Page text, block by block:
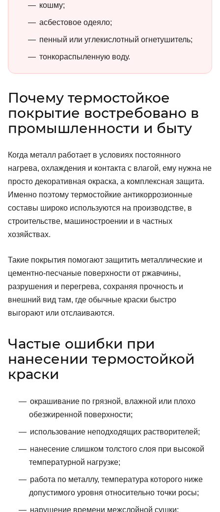
кошму;
асбестовое одеяло;
пенный или углекислотный огнетушитель;
тонкораспыленную воду.
Почему термостойкое
покрытие востребовано в
промышленности и быту
Когда металл работает в условиях постоянного
нагрева, охлаждения и контакта с влагой, ему нужна не
просто декоративная окраска, а комплексная защита.
Именно поэтому термостойкие антикоррозионные
составы широко используются на производстве, в
строительстве, машиностроении и в частных
хозяйствах.
Такие покрытия помогают защитить металлические и
цементно-песчаные поверхности от ржавчины,
разрушения и перегрева, сохраняя прочность и
внешний вид там, где обычные краски быстро
выгорают или отслаиваются.
Частые ошибки при
нанесении термостойкой
краски
окрашивание по грязной, влажной или плохо
обезжиренной поверхности;
использование неподходящих растворителей;
нанесение слишком толстого слоя при высокой
температурной нагрузке;
работа по металлу, температура которого ниже
допустимого уровня относительно точки росы;
нарушение времени межслойной сушки;